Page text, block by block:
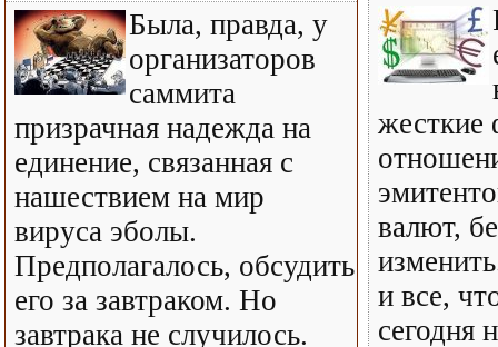
Была, правда, у
организаторов
саммита
призрачная надежда на
единение, связанная с
нашествием на мир
вируса эболы.
Предполагалось, обсудить
его за завтраком. Но
завтрака не случилось.
жесткие
валют,
и все,
сегодня